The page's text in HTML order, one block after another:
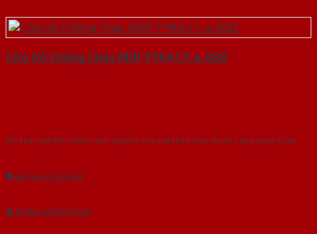
Cửa Gỗ Chống Cháy MDF P1R4-C1-a-SGD
Với kinh nghiệm nhiêu năm nghiên cứu cửa theo tiêu chuẩn công nghệ Châu
Gửi yêu cầu tư vấn
Tải báo giá tổng hợp